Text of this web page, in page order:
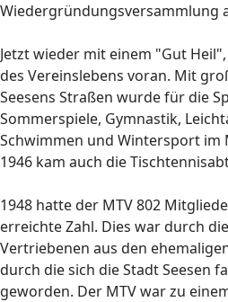
Wiedergründungsversammlung
Jetzt wieder mit einem "Gut
des Vereinslebens voran. Mit
Seesens Straßen wurde für die
Sommerspiele, Gymnastik,
Schwimmen und Wintersport im
1946 kam auch die
1948 hatte der MTV 802
erreichte Zahl. Dies war durch
Vertriebenen aus den
durch die sich die Stadt Seesen
geworden. Der MTV war zu